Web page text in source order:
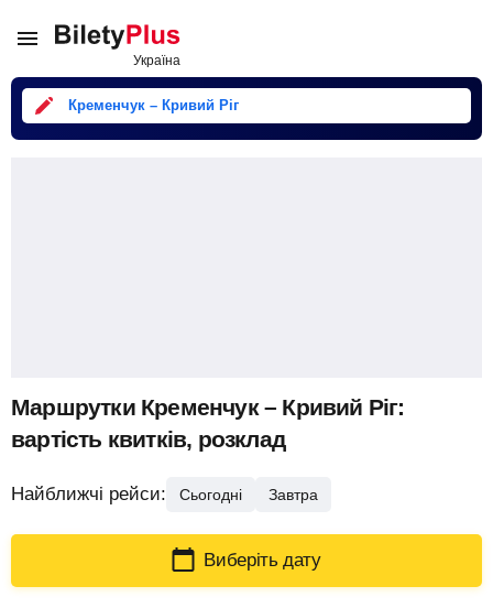
Кременчук – Кривий Ріг
Маршрутки Кременчук – Кривий Ріг:
вартість квитків, розклад
Найближчі рейси: Сьогодні Завтра
Виберіть дату